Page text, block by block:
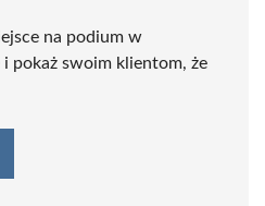
na podium w
pokaż swoim klientom, że